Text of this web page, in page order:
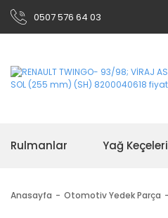
0507 576 64 03
Rulmanlar Yağ Keçeleri
Anasayfa Otomotiv Yedek Parça